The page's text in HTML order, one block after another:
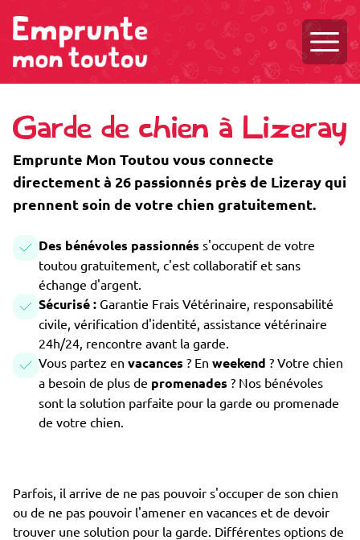
Garde de chien à Lizeray
Emprunte Mon Toutou vous connecte
directement à 26 passionnés près de Lizeray qui
prennent soin de votre chien gratuitement.
Des bénévoles passionnés s'occupent de votre
toutou gratuitement, c'est collaboratif et sans
échange d'argent.
Sécurisé : Garantie Frais Vétérinaire, responsabilité
civile, vérification d'identité, assistance vétérinaire
24h/24, rencontre avant la garde.
Vous partez en vacances ? En weekend ? Votre chien
a besoin de plus de promenades ? Nos bénévoles
sont la solution parfaite pour la garde ou promenade
de votre chien.
Parfois, il arrive de ne pas pouvoir s'occuper de son chien
ou de ne pas pouvoir l'amener en vacances et de devoir
trouver une solution pour la garde. Différentes options de